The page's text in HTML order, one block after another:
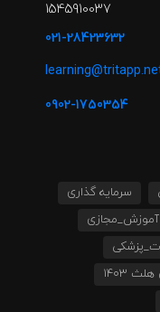
1545910037
021-28423632
0902-1750354
سرمایه گذاری
آموزش_مجازی
1403